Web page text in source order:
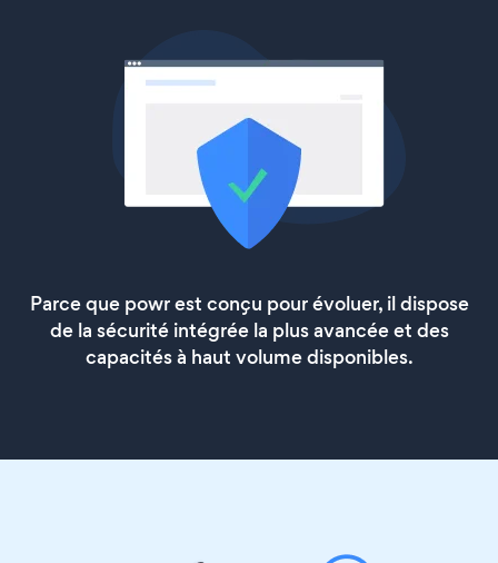
Parce que powr est conçu pour évoluer, il dispose
de la sécurité intégrée la plus avancée et des
capacités à haut volume disponibles.